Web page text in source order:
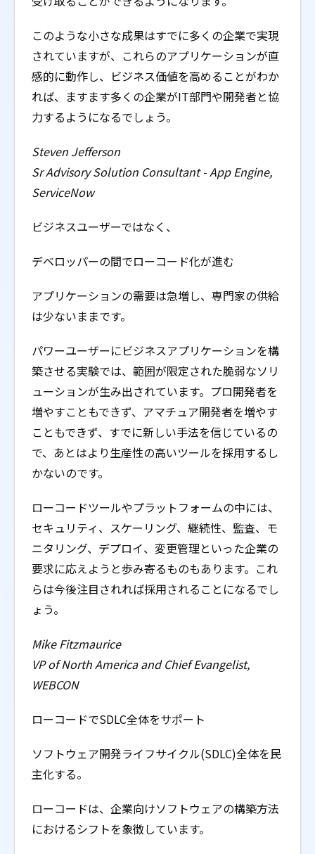
このような小さな成果はすでに多くの企業で実現
されていますが、これらのアプリケーションが直
感的に動作し、ビジネス価値を高めることがわか
れば、ますます多くの企業がIT部門や開発者と協
力するようになるでしょう。
Steven Jefferson
Sr Advisory Solution Consultant - App Engine,
ServiceNow
ビジネスユーザーではなく、
デベロッパーの間でローコード化が進む
アプリケーションの需要は急増し、専門家の供給
は少ないままです。
パワーユーザーにビジネスアプリケーションを構
築させる実験では、範囲が限定された脆弱なソリ
ューションが生み出されています。プロ開発者を
増やすこともできず、アマチュア開発者を増やす
こともできず、すでに新しい手法を信じているの
で、あとはより生産性の高いツールを採用するし
かないのです。
ローコードツールやプラットフォームの中には、
セキュリティ、スケーリング、継続性、監査、モ
ニタリング、デプロイ、変更管理といった企業の
要求に応えようと歩み寄るものもあります。これ
らは今後注目されれば採用されることになるでし
ょう。
Mike Fitzmaurice
VP of North America and Chief Evangelist,
WEBCON
ローコードでSDLC全体をサポート
ソフトウェア開発ライフサイクル(SDLC)全体を民
主化する。
ローコードは、企業向けソフトウェアの構築方法
におけるシフトを象徴しています。